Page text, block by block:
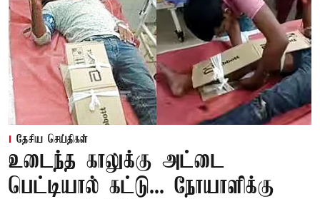
தேசிய செய்திகள்
உடைந்த காலுக்கு அட்டை
பெட்டியால் கட்டு... நோயாளிக்கு